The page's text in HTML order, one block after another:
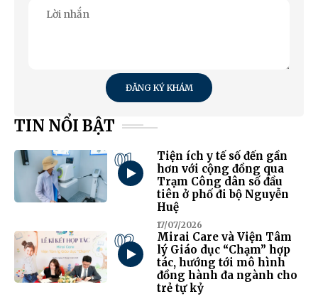
ĐĂNG KÝ KHÁM
TIN NỔI BẬT
01
Tiện ích y tế số đến gần
hơn với cộng đồng qua
Trạm Công dân số đầu
tiên ở phố đi bộ Nguyễn
Huệ
17/07/2026
02
Mirai Care và Viện Tâm
lý Giáo dục “Chạm” hợp
tác, hướng tới mô hình
đồng hành đa ngành cho
trẻ tự kỷ